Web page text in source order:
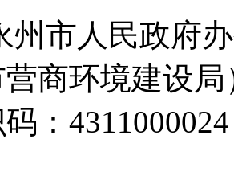
州市人民政府
营商环境建设局
：